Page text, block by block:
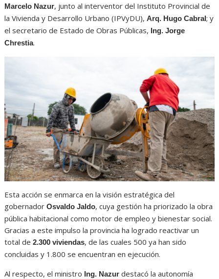
Marcelo Nazur, junto al interventor del Instituto Provincial de
la Vivienda y Desarrollo Urbano (IPVyDU),Arq. Hugo Cabral; y
el secretario de Estado de Obras Públicas, Ing. Jorge
Chrestia.
Esta acción se enmarca en la visión estratégica del
gobernadorOsvaldo Jaldo, cuya gestión ha priorizado la obra
pública habitacional como motor de empleo y bienestar social.
Gracias a este impulso la provincia ha logrado reactivar un
total de2.300 viviendas, de las cuales 500 ya han sido
concluidas y 1.800 se encuentran en ejecución.
Al respecto, el ministro Ing. Nazurdestacó la autonomía